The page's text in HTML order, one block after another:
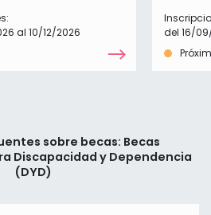
al 10/12/2026
del 16/
sobre becas: Becas
Discapacidad y Dependencia
(DYD)